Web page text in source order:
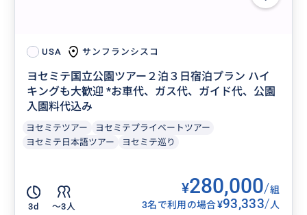
USA サンフランシスコ
ヨセミテ国立公園ツアー２泊３日宿泊プラン ハイ
キングも大歓迎 *お車代、ガス代、ガイド代、公園
入園料代込み
ヨセミテツアー
ヨセミテプライベートツアー
ヨセミテ日本語ツアー
ヨセミテ巡り
3d 〜3人
¥280,000/組
3名で利用の場合¥93,333/人